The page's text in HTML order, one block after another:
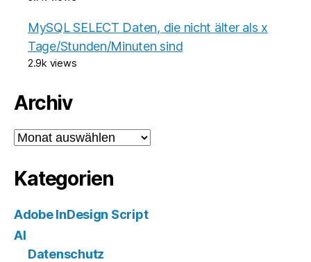
MySQL SELECT Daten, die nicht älter als x
Tage/Stunden/Minuten sind
2.9k views
Archiv
Archiv
Kategorien
Adobe InDesign Script
AI
Datenschutz